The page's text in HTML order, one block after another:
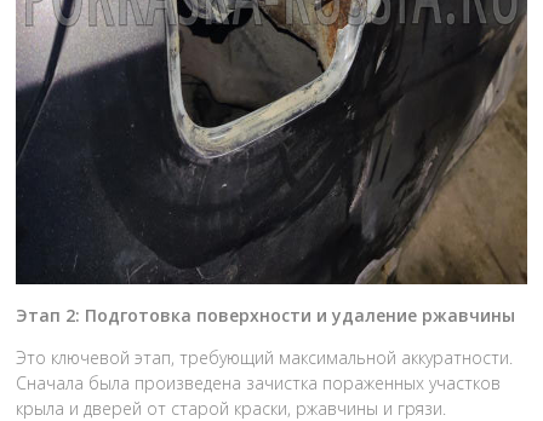
Этап 2: Подготовка поверхности и удаление ржавчины
Это ключевой этап, требующий максимальной аккуратности.
Сначала была произведена зачистка пораженных участков
крыла и дверей от старой краски, ржавчины и грязи.